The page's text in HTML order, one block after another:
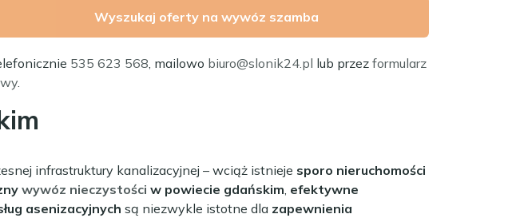
Wyszukaj oferty na wywóz szamba
535 623 568 , mailowo biuro@slonik24.pl lub przez formularz
infrastruktury kanalizacyjnej – wciąż istnieje sporo nieruchomości
wywóz nieczystości w powiecie gdańskim efektywne
asenizacyjnych są niezwykle istotne dla zapewnienia